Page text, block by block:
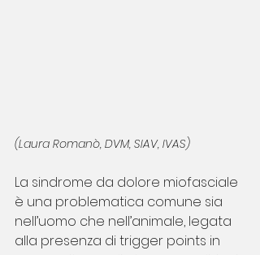
(Laura Romanò, DVM, SIAV, IVAS)
La sindrome da dolore miofasciale
è una problematica comune sia
nell’uomo che nell’animale, legata
alla presenza di trigger points in